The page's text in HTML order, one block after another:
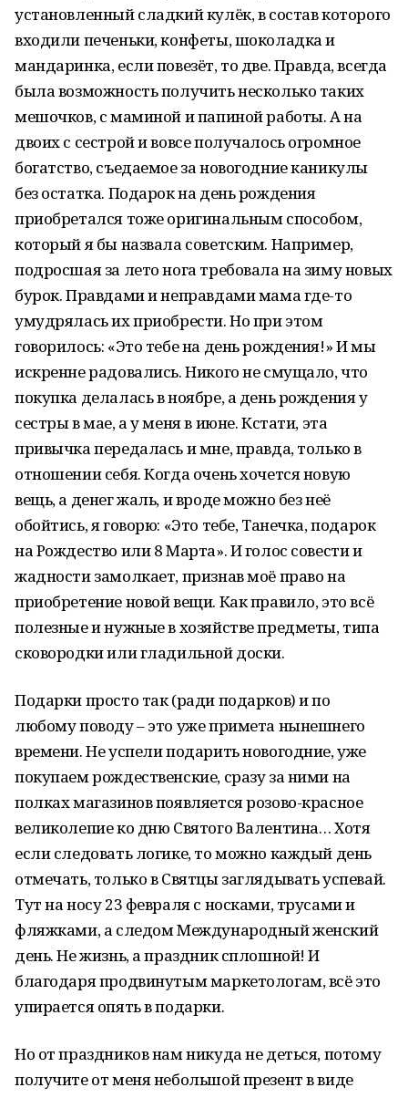
установленный сладкий кулёк, в состав которого
входили печеньки, конфеты, шоколадка и
мандаринка, если повезёт, то две. Правда, всегда
была возможность получить несколько таких
мешочков, с маминой и папиной работы. А на
двоих с сестрой и вовсе получалось огромное
богатство, съедаемое за новогодние каникулы
без остатка. Подарок на день рождения
приобретался тоже оригинальным способом,
который я бы назвала советским. Например,
подросшая за лето нога требовала на зиму новых
бурок. Правдами и неправдами мама где-то
умудрялась их приобрести. Но при этом
говорилось: «Это тебе на день рождения!» И мы
искренне радовались. Никого не смущало, что
покупка делалась в ноябре, а день рождения у
сестры в мае, а у меня в июне. Кстати, эта
привычка передалась и мне, правда, только в
отношении себя. Когда очень хочется новую
вещь, а денег жаль, и вроде можно без неё
обойтись, я говорю: «Это тебе, Танечка, подарок
на Рождество или 8 Марта». И голос совести и
жадности замолкает, признав моё право на
приобретение новой вещи. Как правило, это всё
полезные и нужные в хозяйстве предметы, типа
сковородки или гладильной доски.
Подарки просто так (ради подарков) и по
любому поводу – это уже примета нынешнего
времени. Не успели подарить новогодние, уже
покупаем рождественские, сразу за ними на
полках магазинов появляется розово-красное
великолепие ко дню Святого Валентина… Хотя
если следовать логике, то можно каждый день
отмечать, только в Святцы заглядывать успевай.
Тут на носу 23 февраля с носками, трусами и
фляжками, а следом Международный женский
день. Не жизнь, а праздник сплошной! И
благодаря продвинутым маркетологам, всё это
упирается опять в подарки.
Но от праздников нам никуда не деться, потому
получите от меня небольшой презент в виде